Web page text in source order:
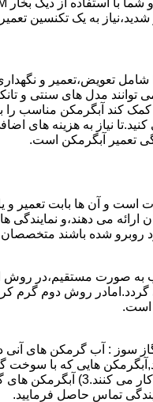
به یک تکنسین
شامل تعویض،تعمیر و
مدل های سنتی و
کمک کند آبگرمکن مناسب
نیاز به هزینه های
تعمیر آبگرمکن است.
است و آن ها بابت تعمیر
ارائه می دهند،و
شده باشند متخصصان
صورت مستقیم،در روش
روش دوم گرم
است.
هایی که با سوخت
کنند,آبگرمکن هایی که